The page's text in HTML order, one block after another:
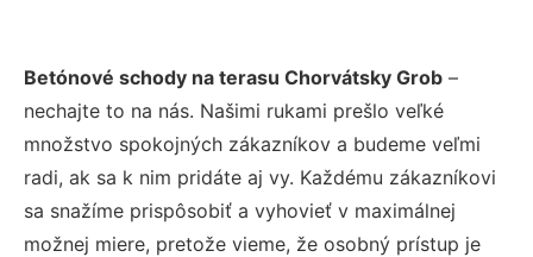
Betónové schody na terasu Chorvátsky Grob –
nechajte to na nás. Našimi rukami prešlo veľké
množstvo spokojných zákazníkov a budeme veľmi
radi, ak sa k nim pridáte aj vy. Každému zákazníkovi
sa snažíme prispôsobiť a vyhovieť v maximálnej
možnej miere, pretože vieme, že osobný prístup je